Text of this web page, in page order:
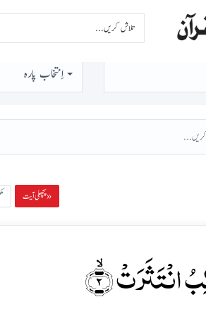
اِنتخاب پارہ
پچھلی آیت »
انۡتَثَرَتۡ ۙ﴿۲﴾